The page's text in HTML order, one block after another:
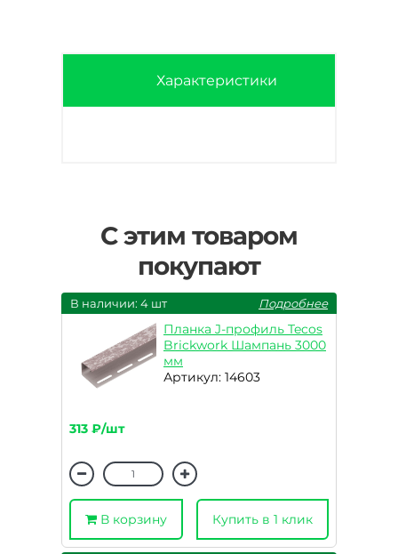
Характеристики
С этим товаром
покупают
В наличии: 4 шт Подробнее
Планка J-профиль Tecos
Brickwork Шампань 3000
мм
Артикул: 14603
313 ₽/шт
В корзину Купить в 1 клик